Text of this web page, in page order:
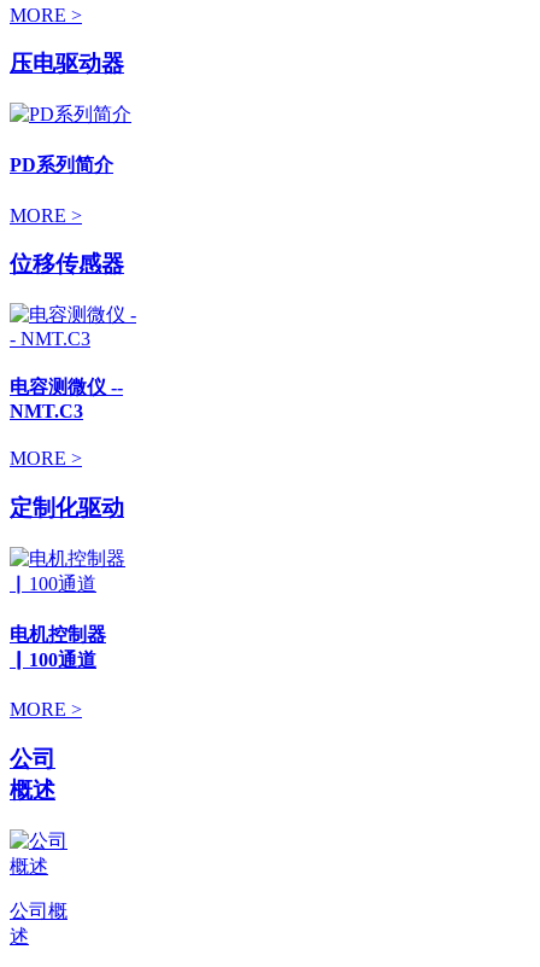
MORE >
压电驱动器
PD系列简介
MORE >
位移传感器
电容测微仪 --
NMT.C3
MORE >
定制化驱动
电机控制器
▏100通道
MORE >
公司
概述
公司概
述